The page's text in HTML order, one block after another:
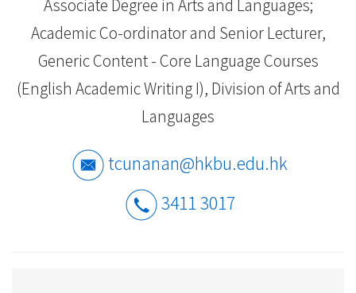
院
Associate Degree in Arts and Languages;
Academic Co-ordinator and Senior Lecturer,
Generic Content - Core Language Courses
(English Academic Writing I), Division of Arts and
Languages
tcunanan@hkbu.edu.hk
3411 3017